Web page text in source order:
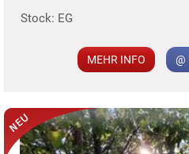
Stock: EG
MEHR INFO @